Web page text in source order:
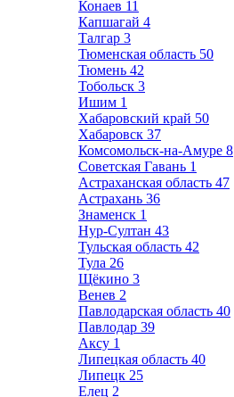
Конаев 11
Капшагай 4
Талгар 3
Тюменская область 50
Тюмень 42
Тобольск 3
Ишим 1
Хабаровский край 50
Хабаровск 37
Комсомольск-на-Амуре 8
Советская Гавань 1
Астраханская область 47
Астрахань 36
Знаменск 1
Нур-Султан 43
Тульская область 42
Тула 26
Щёкино 3
Венев 2
Павлодарская область 40
Павлодар 39
Аксу 1
Липецкая область 40
Липецк 25
Елец 2